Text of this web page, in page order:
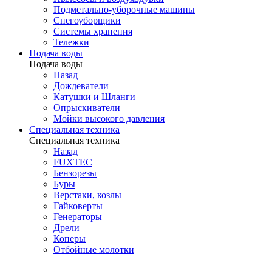
Подметально-уборочные машины
Снегоуборщики
Системы хранения
Тележки
Подача воды
Подача воды
Назад
Дождеватели
Катушки и Шланги
Опрыскиватели
Мойки высокого давления
Специальная техника
Специальная техника
Назад
FUXTEC
Бензорезы
Буры
Верстаки, козлы
Гайковерты
Генераторы
Дрели
Коперы
Отбойные молотки